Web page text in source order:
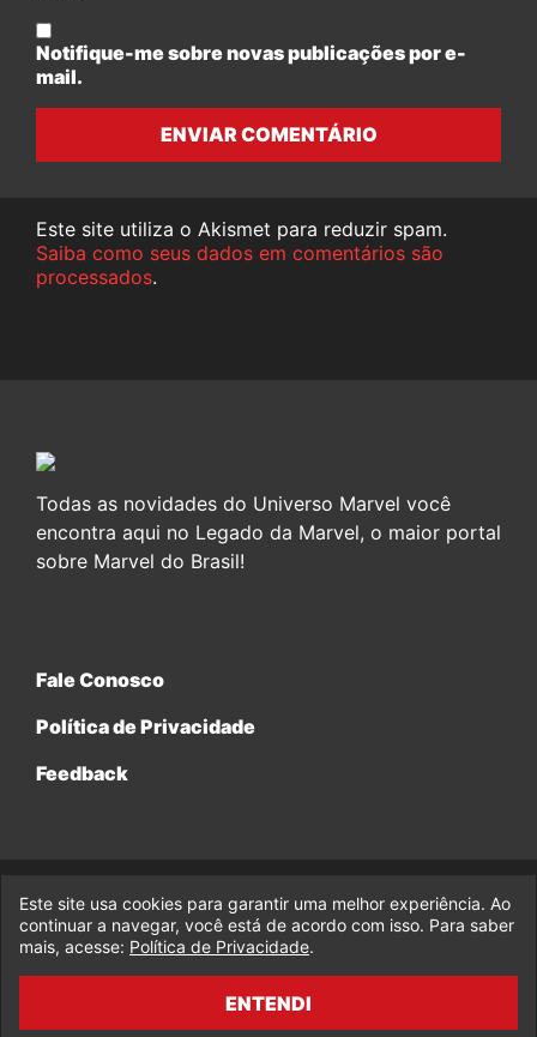
Notifique-me sobre novas publicações por e-
mail.
ENVIAR COMENTÁRIO
Este site utiliza o Akismet para reduzir spam.
Saiba como seus dados em comentários são
processados.
Todas as novidades do Universo Marvel você
encontra aqui no Legado da Marvel, o maior portal
sobre Marvel do Brasil!
Fale Conosco
Política de Privacidade
Feedback
© 2017-2026 Legado da Marvel, uma empresa da Legado
Enterprises.
fabiolobo
Este site usa cookies para garantir uma melhor experiência. Ao
continuar a navegar, você está de acordo com isso. Para saber
mais, acesse: Política de Privacidade.
ENTENDI